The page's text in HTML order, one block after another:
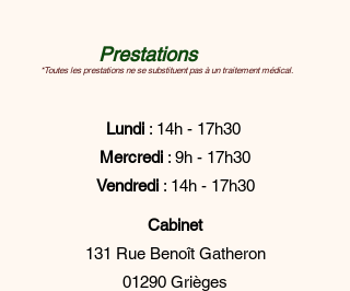
Prestations
*Toutes les prestations ne se substituent pas à un traitement médical.
Lundi: 14h - 17h30
Mercredi : 9h - 17h30
Vendredi: 14h - 17h30
Cabinet
131 Rue Benoît Gatheron
01290 Grièges